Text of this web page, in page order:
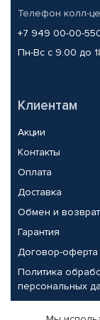
Телефон колл-
+7 949 00-00-
Пн-Вс с 9.00 до
Клиентам
Акции
Контакты
Оплата
Доставка
Обмен и возврат
Гарантия
Договор-оферта
Политика
персональных